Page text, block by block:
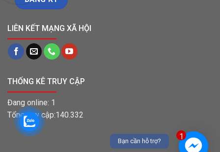
LIÊN KẾT MẠNG XÃ HỘI
THỐNG KÊ TRUY CẬP
Đang online: 1
Tổng truy cập:140.332
1
Bạn cần hỗ trợ?